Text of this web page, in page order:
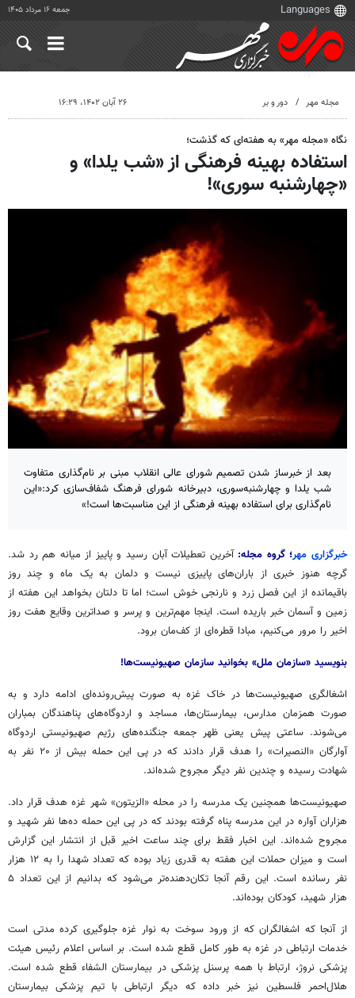
جمعه ۱۶ مرداد ۱۴۰۵
مجله مهر دور و بر ۲۶ آبان ۱۴۰۲، ۱۶:۲۹
نگاه «مجله مهر» به هفته‌ای که گذشت؛
استفاده بهینه فرهنگی از «شب یلدا» و
«چهارشنبه سوری»!
بعد از خبرساز شدن تصمیم شورای عالی انقلاب مبنی بر نام‌گذاری متفاوت
شب یلدا و چهارشنبه‌سوری، دبیرخانه شورای فرهنگ شفاف‌سازی کرد:«این
نام‌گذاری برای استفاده بهینه فرهنگی از این مناسبت‌ها است!»
خبرگزاری مهر؛ گروه مجله: آخرین تعطیلات آبان رسید و پاییز از میانه هم رد شد.
گرچه هنوز خبری از باران‌های پاییزی نیست و دلمان به یک ماه و چند روز
باقیمانده از این فصل زرد و نارنجی خوش است؛ اما تا دلتان بخواهد این هفته از
زمین و آسمان خبر باریده است. اینجا مهم‌ترین و پرسرو صداترینوقایع هفت روز
اخیر را مرور می‌کنیم، مبادا قطره‌ای از کف‌مان برود.
بنویسید «سازمان ملل» بخوانید سازمان صهیونیست‌ها!
اشغالگری صهیونیست‌ها در خاک غزه به صورت پیش‌رونده‌ای ادامه دارد و به
صورت همزمان مدارس، بیمارستان‌ها، مساجد و اردوگاه‌های پناهندگان بمباران
می‌شوند. ساعتی پیش یعنی ظهر جمعه جنگنده‌های رژیم صهیونیستی اردوگاه
آوارگان «النصیرات
» را هدف قرار دادند که در پی این حمله بیش از ۲۰ نفر به
شهادت رسیده و چندین نفر دیگر مجروح شده‌اند.
صهیونیست‌ها همچنین یک مدرسه را در محله «الزیتون» شهر غزه هدف قرار داد.
هزاران آواره در این مدرسه پناه گرفته بودند که در پی این حمله ده‌ها نفر شهید و
مجروح شده‌اند. این اخبار فقط برای چند ساعت اخیر قبل از انتشار این گزارش
است و میزان حملات این هفته به قدری زیاد بوده که تعداد شهدا را به ۱۲ هزار
نفر رسانده است. این رقم آنجا تکان‌دهنده‌تر می‌شود که بدانیم از این تعداد ۵
هزار شهید، کودکان بوده‌اند.
از آنجا که اشغالگران که از ورود سوخت به نوار غزه جلوگیری کرده مدتی است
خدمات ارتباطی در غزه به طور کامل قطع شده است. بر اساس اعلام رئیس هیئت
پزشکی نروژ، ارتباط با همه پرسنل پزشکی در بیمارستانالشفاء قطع شده است.
هلال‌احمر فلسطین نیز خبر داده که دیگر ارتباطی با تیم پزشکی بیمارستان